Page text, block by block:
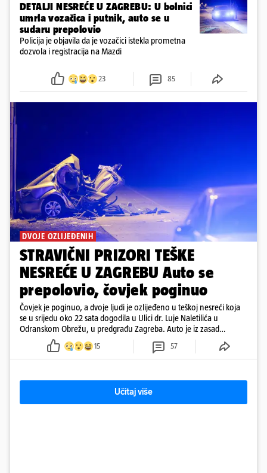
DETALJI NESREĆE U ZAGREBU: U bolnici
umrla vozačica i putnik, auto se u
sudaru prepolovio
Policija je objavila da je vozačici istekla prometna
dozvola i registracija na Mazdi
23 85
DVOJE OZLIJEĐENIH
STRAVIČNI PRIZORI TEŠKE
NESREĆE U ZAGREBU Auto se
prepolovio, čovjek poginuo
Čovjek je poginuo, a dvoje ljudi je ozlijeđeno u teškoj nesreći koja
se u srijedu oko 22 sata dogodila u Ulici dr. Luje Naletilića u
Odranskom Obrežu, u predgrađu Zagreba. Auto je iz zasad
neutvrđenih razloga sletio s kolnika, a od siline udara vozilo se
prepolovilo.
15 57
Učitaj više